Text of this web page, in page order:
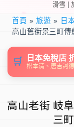
滑雪 |
首頁 »旅遊 » 日
高山舊街景三町傳
🛒 日本免稅店
松本清、唐吉訶
高山老街 岐
三